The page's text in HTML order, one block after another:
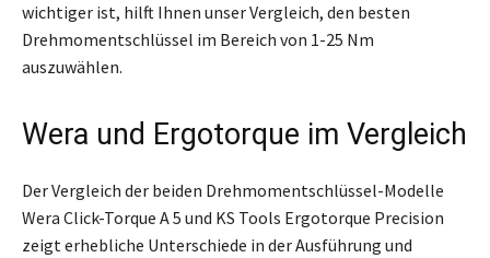
wichtiger ist, hilft Ihnen unser Vergleich, den besten
Drehmomentschlüssel im Bereich von 1-25 Nm
auszuwählen.
Wera und Ergotorque im Vergleich
Der Vergleich der beiden Drehmomentschlüssel-Modelle
Wera Click-Torque A 5 und KS Tools Ergotorque Precision
zeigt erhebliche Unterschiede in der Ausführung und